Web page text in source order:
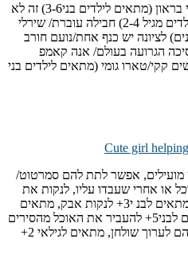
לאן הולכות הדאגות בלילות/ אנתוני בראון (מתאים לילדים בני3-6) זה לא
ארגז/ אנטואנט פורטיס (מתאים לילדים מגיל 2-4) חבילה עוברת/ שירלי
חיים (מתאים לילדים בני3-7שנים) לציונה יש כנף אחת/נועם חורב
3-7שנים) הנסיכה הגרועה בעולם/ אנה קאמפ
3-6) כולם עושים קקי/טארו גומי (מתאים לילדים בני
מועילים, אפשר לתת להם סמרטוט/
או אחרי שעבדו עליו, לנקות את
השיש אחרי שבישלו ביחד אתכם, מתאים לבנ י3+ לנקות אבק, מתאים
לבני 3+ להוריד קורי עכביש, מתאים לבני5+ להעביר את האוכל מהסירים
לקופסאות, מתאים לבני 3+ לתת להם לערוך שולחן, מתאים לגילאי 2+